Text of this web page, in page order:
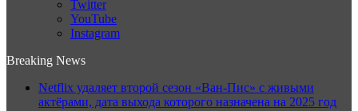
Twitter
YouTube
Instagram
Breaking News
Netflix удаляет второй сезон «Ван-Пис» с живыми
актёрами, дата выхода которого назначена на 2025 год